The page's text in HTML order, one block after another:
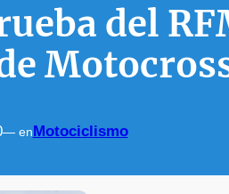
del
— enMotociclismo